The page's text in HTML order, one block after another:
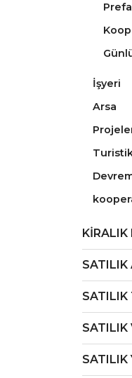
İşyeri
Arsa
KİRALIK
SATILIK
SATILIK
SATILIK
SATILIK